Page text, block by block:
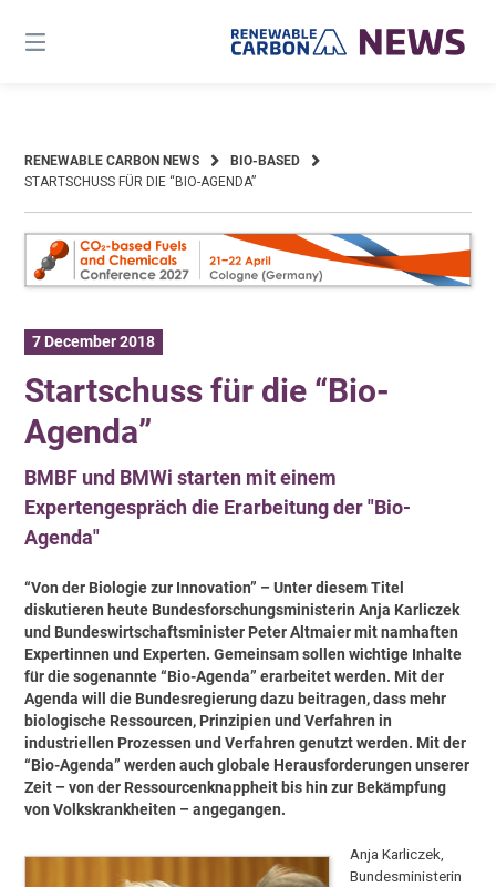
content
RENEWABLE CARBON NEWS
BIO-BASED
STARTSCHUSS FÜR DIE “BIO-AGENDA”
7 December 2018
Startschuss für die “Bio-
Agenda”
BMBF und BMWi starten mit einem
Expertengespräch die Erarbeitung der "Bio-
Agenda"
“Von der Biologie zur Innovation” – Unter diesem Titel
diskutieren heute Bundesforschungsministerin Anja Karliczek
und Bundeswirtschaftsminister Peter Altmaier mit namhaften
Expertinnen und Experten. Gemeinsam sollen wichtige Inhalte
für die sogenannte “Bio-Agenda” erarbeitet werden. Mit der
Agenda will die Bundesregierung dazu beitragen, dass mehr
biologische Ressourcen, Prinzipien und Verfahren in
industriellen Prozessen und Verfahren genutzt werden. Mit der
“Bio-Agenda” werden auch globale Herausforderungen unserer
Zeit – von der Ressourcenknappheit bis hin zur Bekämpfung
von Volkskrankheiten – angegangen.
Anja Karliczek,
Bundesministerin